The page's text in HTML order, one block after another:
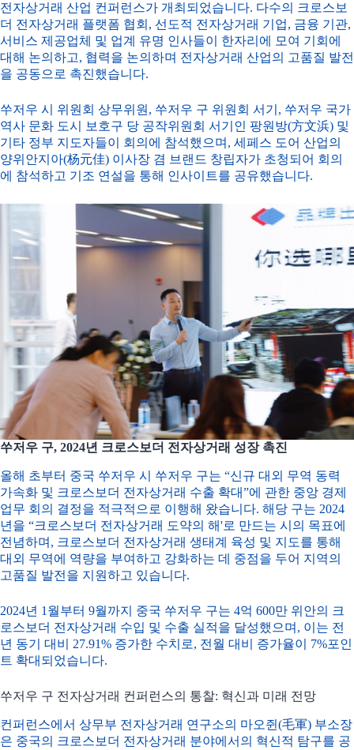
전자상거래 산업 컨퍼런스가 개최되었습니다. 다수의 크로스보
더 전자상거래 플랫폼 협회, 선도적 전자상거래 기업, 금융 기관,
서비스 제공업체 및 업계 유명 인사들이 한자리에 모여 기회에
대해 논의하고, 협력을 논의하며 전자상거래 산업의 고품질 발전
을 공동으로 촉진했습니다.
쑤저우 시 위원회 상무위원, 쑤저우 구 위원회 서기, 쑤저우 국가
역사 문화 도시 보호구 당 공작위원회 서기인 팡원방(方文浜) 및
기타 정부 지도자들이 회의에 참석했으며, 세페스 도어 산업의
양위안지아(杨元佳) 이사장 겸 브랜드 창립자가 초청되어 회의
에 참석하고 기조 연설을 통해 인사이트를 공유했습니다.
쑤저우 구, 2024년 크로스보더 전자상거래 성장 촉진
올해 초부터 중국 쑤저우 시 쑤저우 구는 “신규 대외 무역 동력
가속화 및 크로스보더 전자상거래 수출 확대”에 관한 중앙 경제
업무 회의 결정을 적극적으로 이행해 왔습니다. 해당 구는 2024
년을 “크로스보더 전자상거래 도약의 해'로 만드는 시의 목표에
전념하며, 크로스보더 전자상거래 생태계 육성 및 지도를 통해
대외 무역에 역량을 부여하고 강화하는 데 중점을 두어 지역의
고품질 발전을 지원하고 있습니다.
2024년 1월부터 9월까지 중국 쑤저우 구는 4억 600만 위안의 크
로스보더 전자상거래 수입 및 수출 실적을 달성했으며, 이는 전
년 동기 대비 27.91% 증가한 수치로, 전월 대비 증가율이 7%포인
트 확대되었습니다.
쑤저우 구 전자상거래 컨퍼런스의 통찰: 혁신과 미래 전망
컨퍼런스에서 상무부 전자상거래 연구소의 마오쥔(毛軍) 부소장
은 중국의 크로스보더 전자상거래 분야에서의 혁신적 탐구를 공